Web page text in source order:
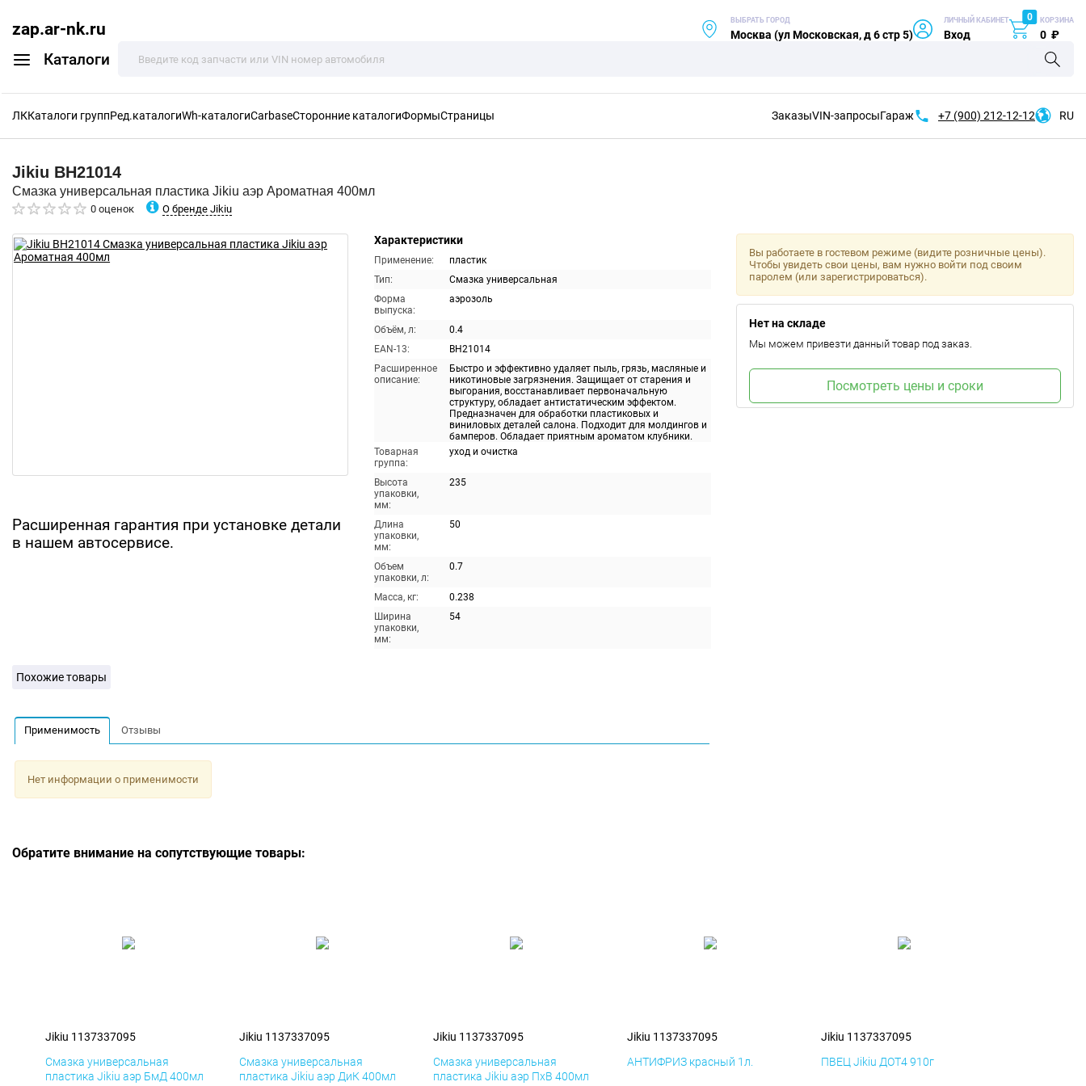
zap.ar-nk.ru
Каталоги
ВЫБРАТЬ ГОРОД
Москва (ул Московская, д 6 стр 5)
ЛИЧНЫЙ КАБИНЕТ
Вход
0 КОРЗИНА
0 ₽
ЛККаталоги группРед.каталогиWh-каталогиCarbaseСторонние каталогиФормыСтраницы ЗаказыVIN-запросыГараж +7 (900) 212-12-12 RU
Jikiu BH21014
Смазка универсальная пластика Jikiu аэр Ароматная 400мл
0 оценок О бренде Jikiu
Расширенная гарантия при установке детали
в нашем автосервисе.
Характеристики
Применение:
пластик
Тип:
Смазка универсальная
Форма
выпуска:
аэрозоль
Объём, л:
0.4
EAN-13:
BH21014
Расширенное
описание:
Быстро и эффективно удаляет пыль, грязь, масляные и
никотиновые загрязнения. Защищает от старения и
выгорания, восстанавливает первоначальную
структуру, обладает антистатическим эффектом.
Предназначен для обработки пластиковых и
виниловых деталей салона. Подходит для молдингов и
бамперов. Обладает приятным ароматом клубники.
Товарная
группа:
уход и очистка
Высота
упаковки,
мм:
235
Длина
упаковки,
мм:
50
Объем
упаковки, л:
0.7
Масса, кг:
0.238
Ширина
упаковки,
мм:
54
Вы работаете в гостевом режиме (видите розничные цены).
Чтобы увидеть свои цены, вам нужно войти под своим
паролем (или зарегистрироваться).
Нет на складе
Мы можем привезти данный товар под заказ.
Посмотреть цены и сроки
Похожие товары
Применимость Отзывы
Нет информации о применимости
Обратите внимание на сопутствующие товары:
Jikiu 1137337095
Смазка универсальная
пластика Jikiu аэр БмД 400мл
Jikiu 1137337095
Смазка универсальная
пластика Jikiu аэр ДиК 400мл
Jikiu 1137337095
Смазка универсальная
пластика Jikiu аэр ПхВ 400мл
Jikiu 1137337095
АНТИФРИЗ красный 1л.
Jikiu 1137337095
ПВЕЦ Jikiu ДОТ4 910г